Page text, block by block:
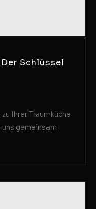
Schlüssel
Ihrer Traumküche
gemeinsam